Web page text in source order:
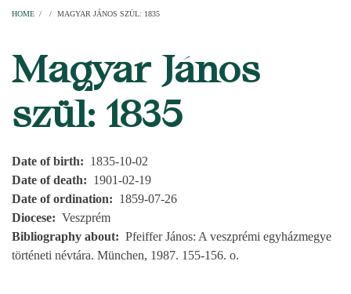
HOME / / MAGYAR JÁNOS SZÜL: 1835
Magyar János
szül: 1835
Date of birth
1835-10-02
Date of death
1901-02-19
Date of ordination
1859-07-26
Diocese
Veszprém
Bibliography about
Pfeiffer János: A veszprémi egyházmegye
történeti névtára. München, 1987. 155-156. o.